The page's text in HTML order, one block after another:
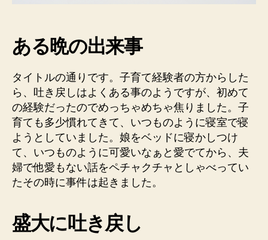
き
ゃ
か
っ
た
反
省
の
話
へ
の
ある晩の出来事
タイトルの通りです。子育て経験者の方からした
ら、吐き戻しはよくある事のようですが、初めて
の経験だったのでめっちゃめちゃ焦りました。子
育ても多少慣れてきて、いつものように寝室で寝
ようとしていました。娘をベッドに寝かしつけ
て、いつものように可愛いなぁと愛でてから、夫
婦で他愛もない話をペチャクチャとしゃべってい
たその時に事件は起きました。
盛大に吐き戻し